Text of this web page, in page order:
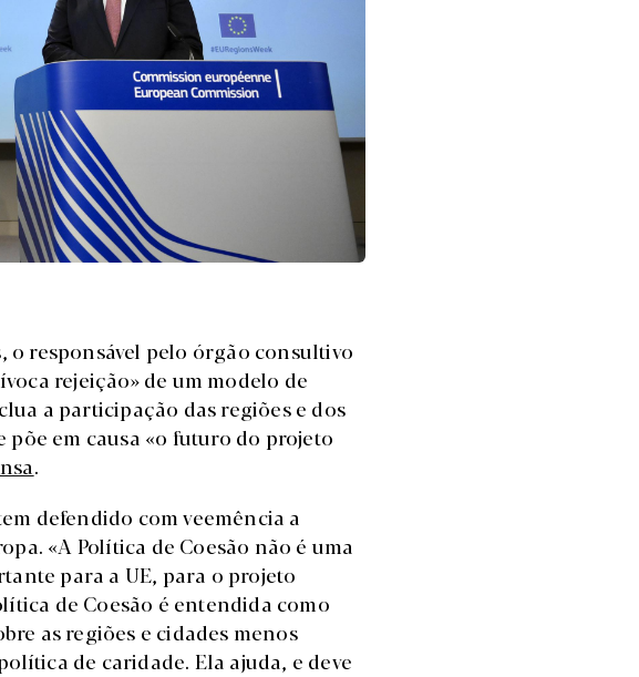
o responsável pelo órgão consultivo
rejeição» de um modelo de
a participação das regiões e dos
em causa «o futuro do projeto
.
defendido com veemência a
«A Política de Coesão não é uma
para a UE, para o projeto
de Coesão é entendida como
as regiões e cidades menos
de caridade. Ela ajuda, e deve